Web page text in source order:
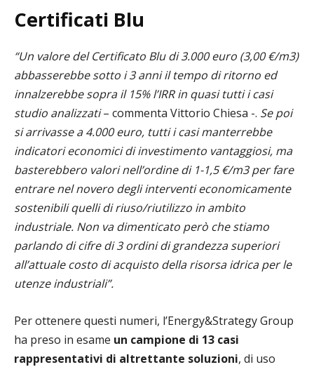
Certificati Blu
“Un valore del Certificato Blu di 3.000 euro (3,00 €/m3)
abbasserebbe sotto i 3 anni il tempo di ritorno ed
innalzerebbe sopra il 15% l’IRR in quasi tutti i casi
studio analizzati– commenta Vittorio Chiesa -. Se poi
si arrivasse a 4.000 euro, tutti i casi manterrebbe
indicatori economici di investimento vantaggiosi, ma
basterebbero valori nell’ordine di 1-1,5 €/m3 per fare
entrare nel novero degli interventi economicamente
sostenibili quelli di riuso/riutilizzo in ambito
industriale. Non va dimenticato però che stiamo
parlando di cifre di 3 ordini di grandezza superiori
all’attuale costo di acquisto della risorsa idrica per le
utenze industriali”.
Per ottenere questi numeri, l’Energy&Strategy Group
ha preso in esame un campione di 13 casi
rappresentativi di altrettante soluzioni, di uso